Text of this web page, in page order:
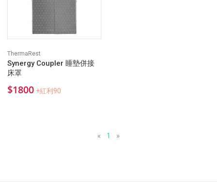
ThermaRest
Synergy Coupler 睡墊併接
床罩
$1800 +紅利90
« 1 »